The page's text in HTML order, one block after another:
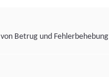
Betrug und Fehlerbehebung